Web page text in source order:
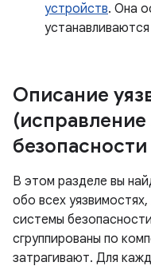
устройств. Она
Описание
безопасности
В этом разделе вы
обо всех
системы
сгруппированы по
затрагивают. Для